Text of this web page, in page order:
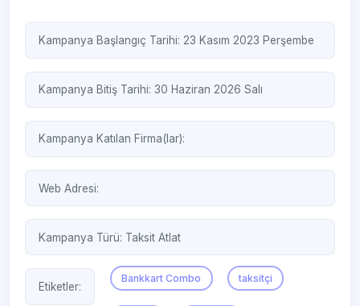
Kampanya Başlangıç Tarihi: 23 Kasım 2023 Perşembe
Kampanya Bitiş Tarihi: 30 Haziran 2026 Salı
Kampanya Katılan Firma(lar):
Web Adresi:
Kampanya Türü: Taksit Atlat
Etiketler:
Bankkart Combo taksitçi